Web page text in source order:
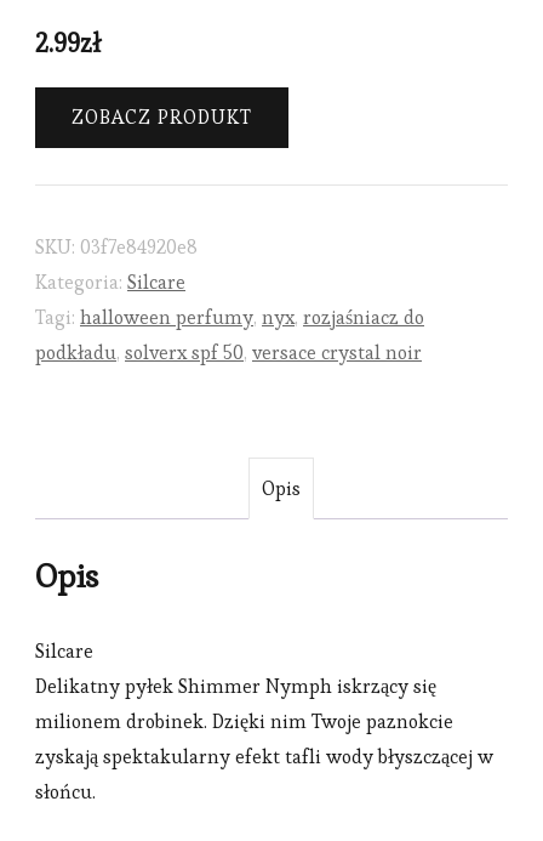
2.99zł
ZOBACZ PRODUKT
SKU: 03f7e84920e8
Kategoria: Silcare
Tagi: halloween perfumy, nyx, rozjaśniacz do
podkładu, solverx spf 50, versace crystal noir
Opis
Opis
Silcare
Delikatny pyłek Shimmer Nymph iskrzący się
milionem drobinek. Dzięki nim Twoje paznokcie
zyskają spektakularny efekt tafli wody błyszczącej w
słońcu.